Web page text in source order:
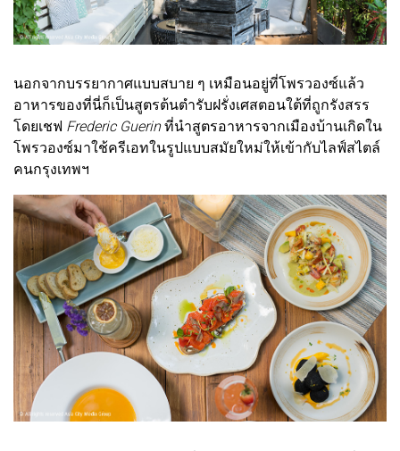
นอกจากบรรยากาศแบบสบาย ๆ เหมือนอยู่ที่โพรวองซ์แล้ว
อาหารของที่นี่ก็เป็นสูตรต้นตำรับฝรั่งเศสตอนใต้ที่ถูกรังสรร
โดยเชฟ Frederic Guerinที่นำสูตรอาหารจากเมืองบ้านเกิดใน
โพรวองซ์มาใช้ครีเอทในรูปแบบสมัยใหม่ให้เข้ากับไลฟ์สไตล์
คนกรุงเทพฯ